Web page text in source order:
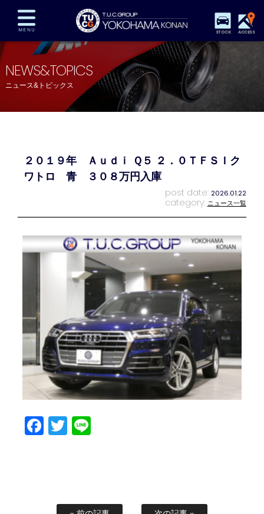
STOCK ACCESS
在庫車両情報 保証&サービス パーツリスト
TUCとは？ 店舗情報 アクセスマップ
全国納車 特別作業 注文販売
プライバシーポリシー スタッフblog
NEWS&TOPICS
ニュース&トピックス
２０１９年 Ａｕｄｉ Ｑ５ ２．０ＴＦＳＩク
ワトロ 青 ３０８万円入庫
post date: 2026.01.22
category: ニュース一覧
Facebook
Twitter